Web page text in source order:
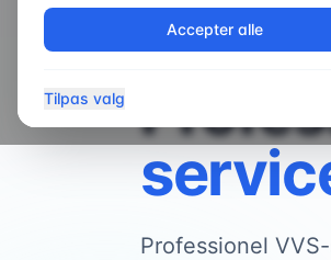
VVS-service i
Professionel
Accepter alle
Tilpas valg